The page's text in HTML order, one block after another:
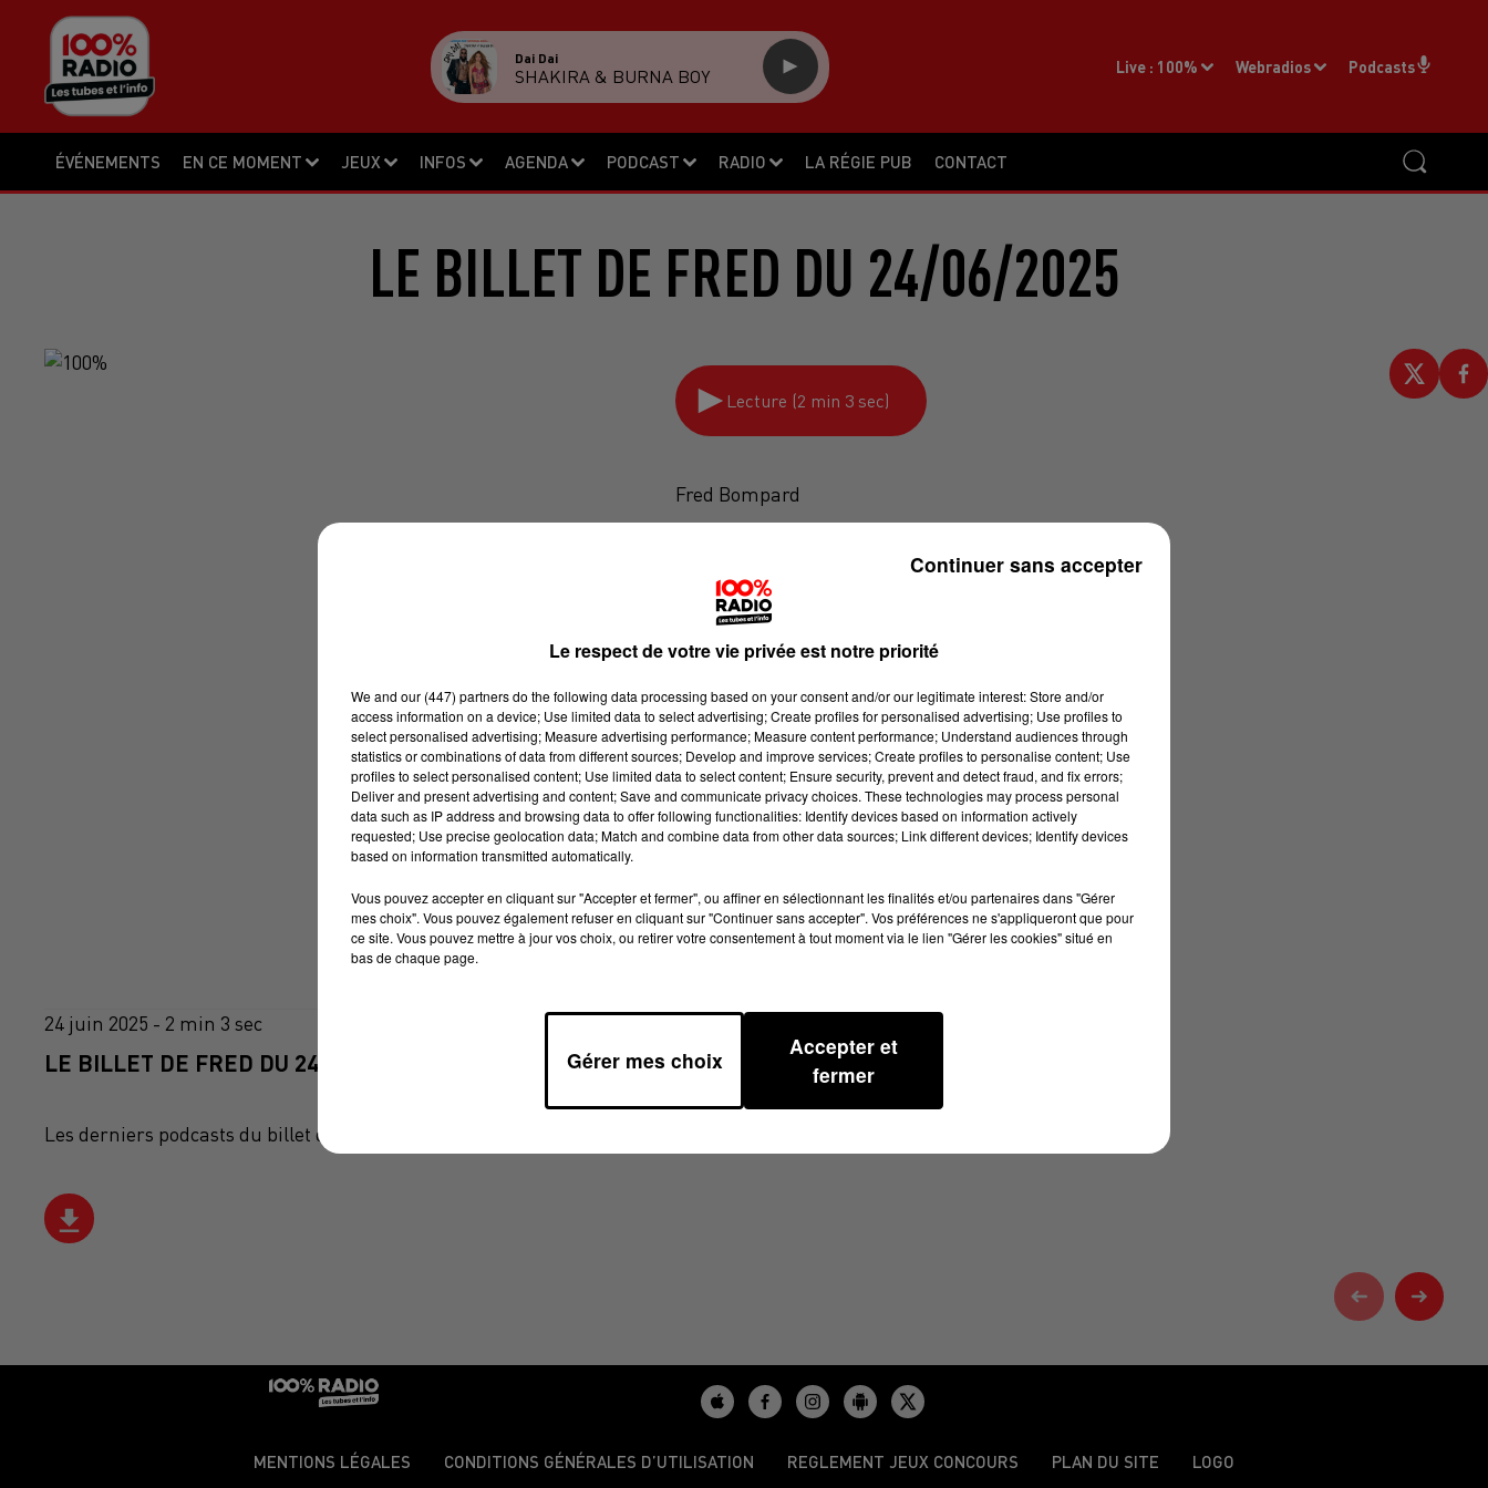
ÉVÉNEMENTS EN CE MOMENT JEUX INFOS AGENDA PODCAST RADIO LA RÉGIE PUB CONTACT
Live : 100% Webradios Podcasts
Dai Dai
SHAKIRA & BURNA BOY
LE BILLET DE FRED DU 24/06/2025
Lecture (2 min 3 sec)
Fred Bompard
24 juin 2025 - 2 min 3 sec
LE BILLET DE FRED DU 24/06/2025
Les derniers podcasts du billet de Fred sur 100%
MENTIONS LÉGALES CONDITIONS GÉNÉRALES D’UTILISATION REGLEMENT JEUX CONCOURS PLAN DU SITE LOGO
Le respect de votre vie privée est notre priorité
We and our (447) partnersdo the following data processing based on your consent and/or our legitimate interest: Store and/or
access information on a device; Use limited data to select advertising; Create profiles for personalised advertising; Use profiles to
select personalised advertising; Measure advertising performance; Measure content performance; Understand audiences through
statistics or combinations of data from different sources; Develop and improve services; Create profiles to personalise content; Use
profiles to select personalised content; Use limited data to select content; Ensure security, prevent and detect fraud, and fix errors;
Deliver and present advertising and content; Save and communicate privacy choices. These technologies may process personal
data such as IP address and browsing data to offer following functionalities: Identify devices based on information actively
requested; Use precise geolocation data; Match and combine data from other data sources; Link different devices; Identify devices
based on information transmitted automatically.
Vous pouvez accepter en cliquant sur "Accepter et fermer", ou affiner en sélectionnant les finalités et/ou partenaires dans "Gérer
mes choix". Vous pouvez également refuser en cliquant sur "Continuer sans accepter". Vos préférences ne s'appliqueront que pour
ce site. Vous pouvez mettre à jour vos choix, ou retirer votre consentement à tout moment via le lien "Gérer les cookies" situé en
bas de chaque page.
Gérer mes choix
Accepter et
fermer
Continuer sans accepter